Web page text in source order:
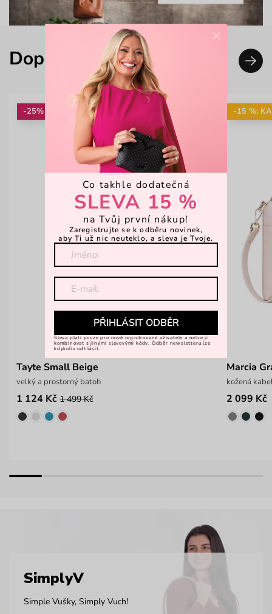
Doplň svůj look
-25%
Tayte Small Beige
velký a prostorný batoh
1 124 Kč 1 499 Kč
-15 %:
Marcia
kožená
2 099 Kč
SimplyV
Simple Vušky, Simply Vuch!
×
Co takhle dodatečná
SLEVA 15 %
na Tvůj první nákup!
Zaregistrujte se k odběru novinek,
aby Ti už nic neuteklo, a sleva je Tvoje.
PŘIHLÁSIT ODBĚR
Sleva platí pouze pro nově registrované uživatele a nelze ji
kombinovat s jinými slevovými kódy. Odběr newsletteru lze
kdykoliv odhlásit.